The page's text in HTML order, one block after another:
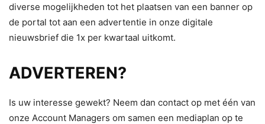
diverse mogelijkheden tot het plaatsen van een banner op
de portal tot aan een advertentie in onze digitale
nieuwsbrief die 1x per kwartaal uitkomt.
ADVERTEREN?
Is uw interesse gewekt? Neem dan contact op met één van
onze Account Managers om samen een mediaplan op te